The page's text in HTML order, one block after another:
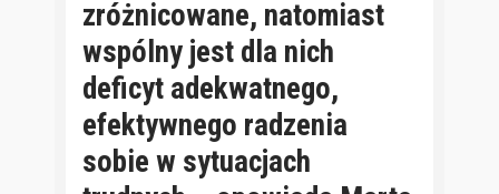
zróżnicowane, natomiast
wspólny jest dla nich
deficyt adekwatnego,
efektywnego radzenia
sobie w sytuacjach